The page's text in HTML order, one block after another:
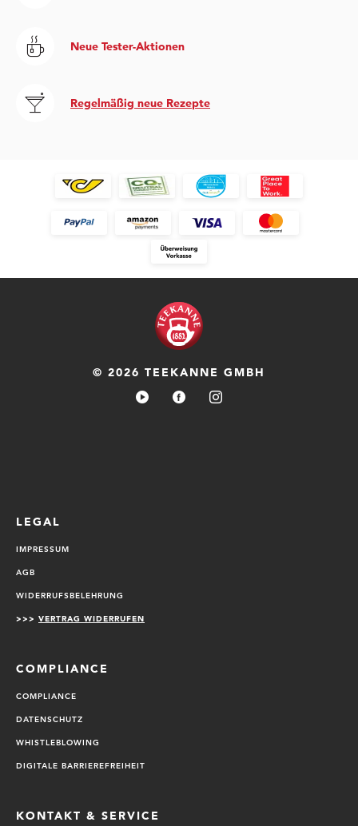
Neue Tester-Aktionen
Regelmäßig neue Rezepte
© 2026 TEEKANNE GMBH
LEGAL
IMPRESSUM
AGB
WIDERRUFSBELEHRUNG
>>> VERTRAG WIDERRUFEN
COMPLIANCE
COMPLIANCE
DATENSCHUTZ
WHISTLEBLOWING
DIGITALE BARRIEREFREIHEIT
KONTAKT & SERVICE